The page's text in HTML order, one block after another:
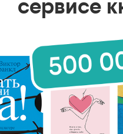
сервисе